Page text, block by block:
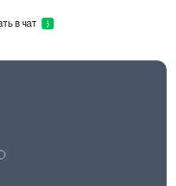
Написать в чат